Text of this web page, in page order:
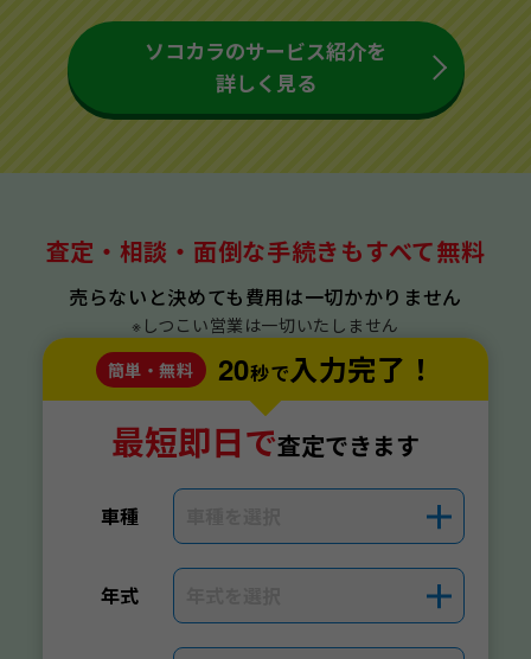
ソコカラのサービス紹介を
詳しく見る
査定・相談・面倒な手続きもすべて無料
売らないと決めても費用は一切かかりません
※しつこい営業は一切いたしません
簡単・無料
20秒で入力完了！
最短即日で査定できます
車種 ＋
年式 ＋